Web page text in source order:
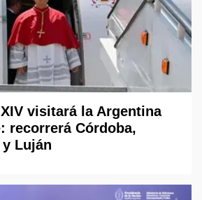
visitará la Argentina
recorrerá Córdoba,
Luján